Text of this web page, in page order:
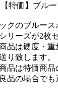
特価】ブルー
クのブルー
シリーズが2枚
品は硬度・重
り致します。
品は特価商品
品の場合でも